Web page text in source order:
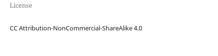
License
CC Attribution-NonCommercial-ShareAlike 4.0